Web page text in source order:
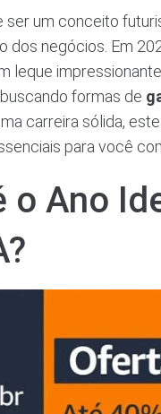
ser um conceito
dos negócios. Em
leque
formas de
carreira sólida,
para você
o Ano